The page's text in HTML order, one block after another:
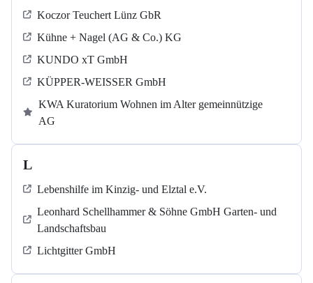
Koczor Teuchert Lünz GbR
Kühne + Nagel (AG & Co.) KG
KUNDO xT GmbH
KÜPPER-WEISSER GmbH
KWA Kuratorium Wohnen im Alter gemeinnützige
AG
L
Lebenshilfe im Kinzig-​​​ und Elztal e.V.
Leonhard Schellhammer & Söhne GmbH Garten- und
Landschaftsbau
Lichtgitter GmbH